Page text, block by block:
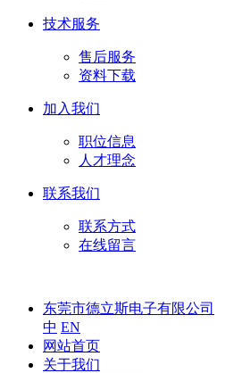
技术服务
售后服务
资料下载
加入我们
职位信息
人才理念
联系我们
联系方式
在线留言
东莞市德立斯电子有限公司
中 EN
网站首页
关于我们